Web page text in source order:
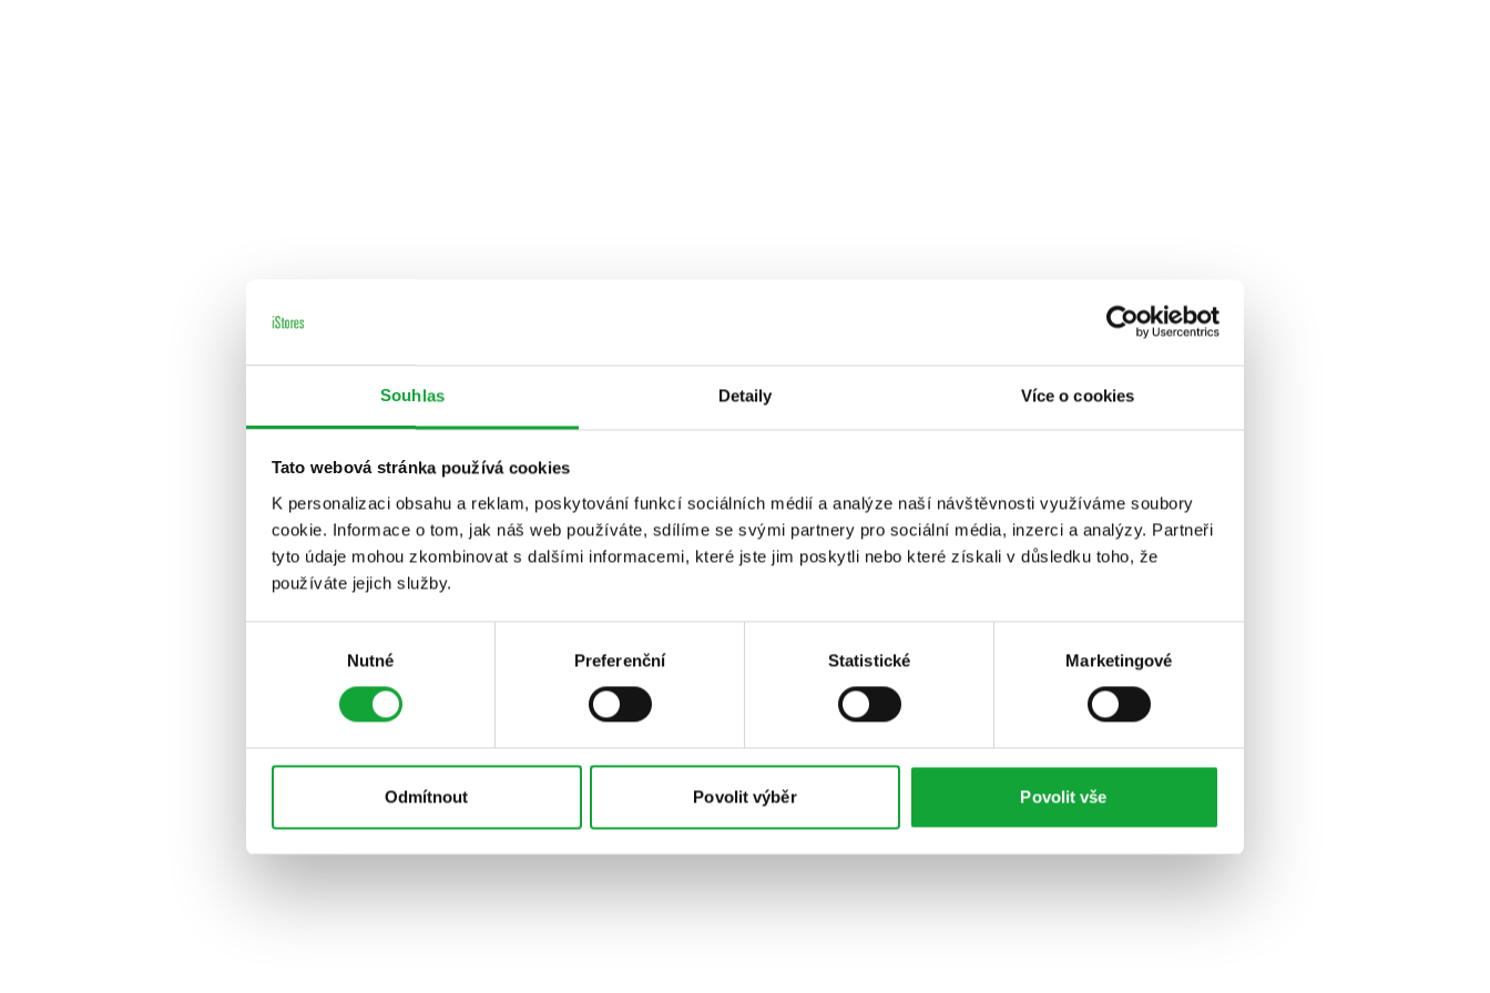
Souhlas Detaily Více o cookies
Tato webová stránka používá cookies
K personalizaci obsahu a reklam, poskytování funkcí sociálních médií a analýze naší návštěvnosti využíváme soubory
cookie. Informace o tom, jak náš web používáte, sdílíme se svými partnery pro sociální média, inzerci a analýzy. Partneři
tyto údaje mohou zkombinovat s dalšími informacemi, které jste jim poskytli nebo které získali v důsledku toho, že
používáte jejich služby.
Nutné Preferenční Statistické Marketingové
Odmítnout Povolit výběr Povolit vše